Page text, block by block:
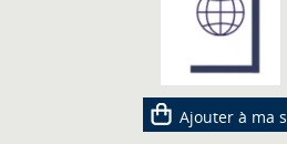
Ajouter à ma